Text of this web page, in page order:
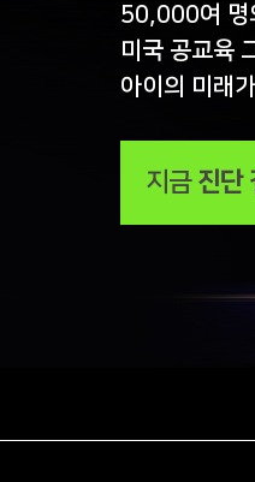
경기 안양시 만안구 연현로1번길
가동 2층 공터영어
공터영어 퇴촌센터
6789
50,000여 명
미국 공교육
아이의 미래
지금 진단